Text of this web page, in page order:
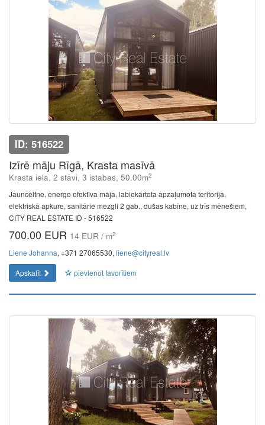
ID: 516522
Izīrē māju Rīgā, Krasta masīvā
Krasta iela, 2 stāvi, 3 istabas, 50.00m2
Jaunceltne, energo efektīva māja, labiekārtota apzaļumota teritorija,
elektriskā apkure, sanitārie mezgli 2 gab., dušas kabīne, uz trīs mēnešiem,
CITY REAL ESTATE ID - 516522
700.00 EUR 14 EUR / m2
Liene Johanna, +371 27065530, liene@cityreal.lv
Apskatīt
pievienot favorītiem